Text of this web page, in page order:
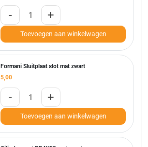
- +
Toevoegen aan winkelwagen
Formani Sluitplaat slot mat zwart
5,00
- +
Toevoegen aan winkelwagen